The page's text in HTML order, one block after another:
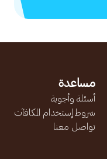
مساعدة
أسئلة وأجوبة
شروط إستخدام المكافآت
تواصل معنا